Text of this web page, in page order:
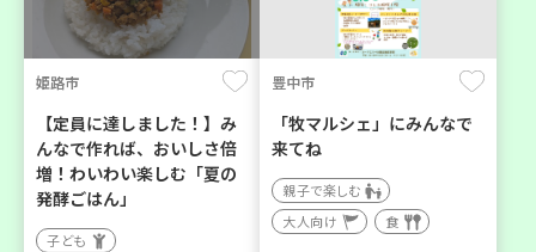
姫路市
【定員に達しました！】み
んなで作れば、おいしさ倍
増！わいわい楽しむ「夏の
発酵ごはん」
子ども
豊中市
「牧マルシェ」にみんなで
来てね
親子で楽しむ
大人向け
食